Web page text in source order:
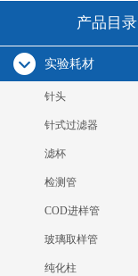
产品目录
实验耗材
针头
针式过滤器
滤杯
检测管
COD进样管
玻璃取样管
纯化柱